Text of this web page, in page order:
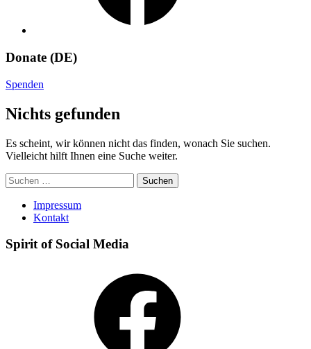
Donate (DE)
Spenden
Nichts gefunden
Es scheint, wir können nicht das finden, wonach Sie suchen.
Vielleicht hilft Ihnen eine Suche weiter.
Suchen
nach:
Impressum
Kontakt
Spirit of Social Media